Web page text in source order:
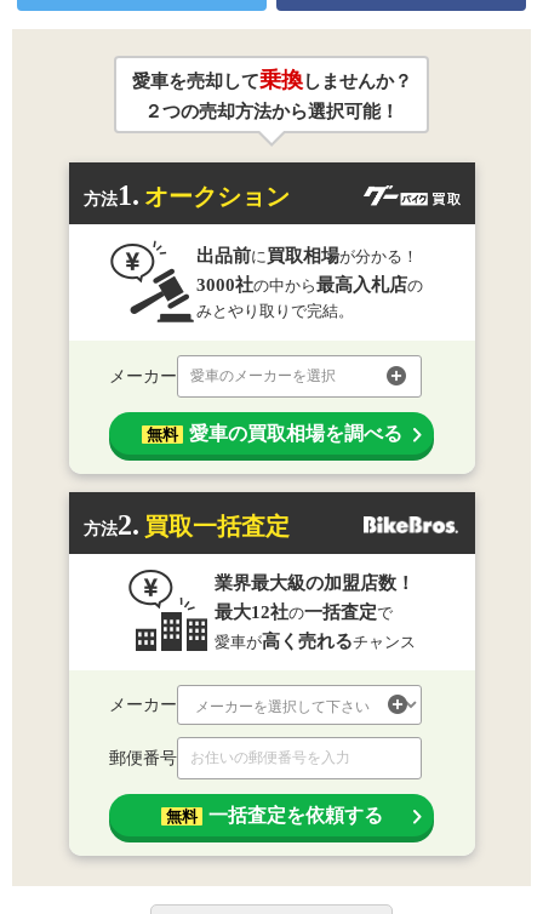
愛車を売却して乗換しませんか？
２つの売却方法から選択可能！
方法1. オークション
出品前に買取相場が分かる！
3000社の中から最高入札店の
みとやり取りで完結。
メーカー 愛車のメーカーを選択
無料 愛車の買取相場を調べる
方法2. 買取一括査定
業界最大級の加盟店数！
最大12社の一括査定で
愛車が高く売れるチャンス
メーカー
郵便番号
無料 一括査定を依頼する